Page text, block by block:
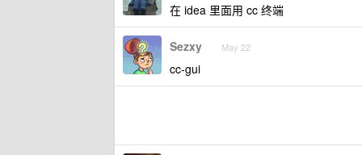
在 idea 里面用 cc 终端
Sezxy May 22
cc-gui